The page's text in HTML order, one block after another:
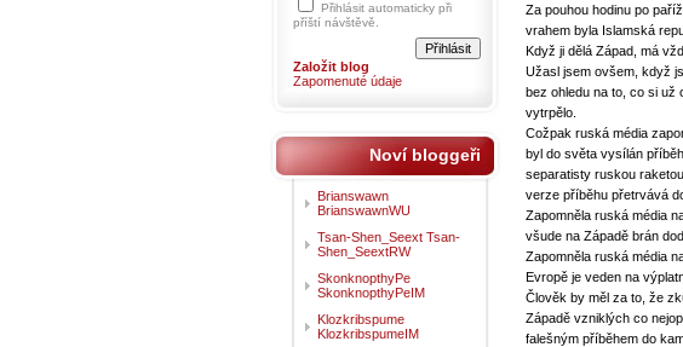
Za pouhou hodinu po
vrahem byla Islamská
Když ji dělá Západ, má
Užasl jsem ovšem, když
bez ohledu na to, co si už
vytrpělo.
Cožpak ruská média
byl do světa vysílán
separatisty ruskou
verze příběhu přetrvává
Zapomněla ruská média
všude na Západě brán
Zapomněla ruská média
Evropě je veden na
Člověk by měl za to, že
Západě vzniklých co
falešným příběhem do
Přihlásit automaticky při
příští návštěvě.
Založit blog
Zapomenuté údaje
Noví bloggeři
Brianswawn
BrianswawnWU
Tsan-Shen_Seext Tsan-
Shen_SeextRW
SkonknopthyPe
SkonknopthyPeIM
Klozkribspume
KlozkribspumeIM